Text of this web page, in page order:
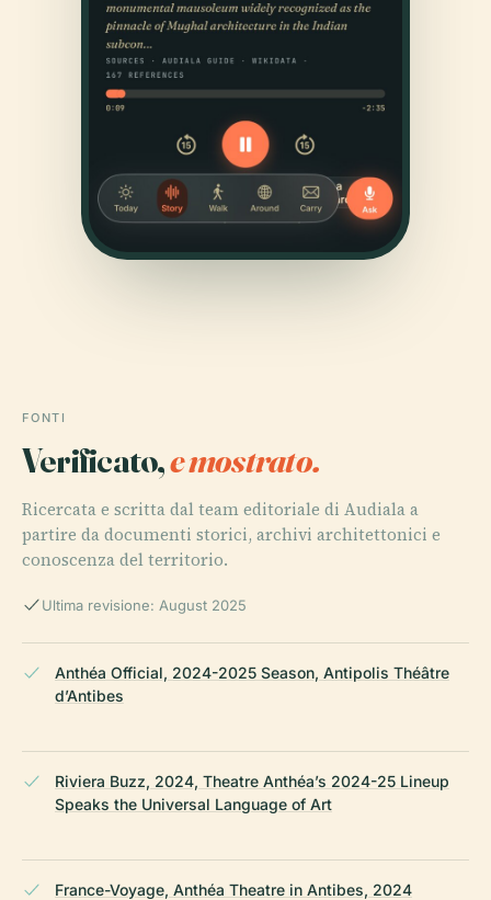
FONTI
Verificato,e mostrato.
Ricercata e scritta dal team editoriale di Audiala a
partire da documenti storici, archivi architettonici e
conoscenza del territorio.
Ultima revisione: August 2025
Anthéa Official, 2024-2025 Season, Antipolis Théâtre
d’Antibes
Riviera Buzz, 2024, Theatre Anthéa’s 2024-25 Lineup
Speaks the Universal Language of Art
France-Voyage, Anthéa Theatre in Antibes, 2024